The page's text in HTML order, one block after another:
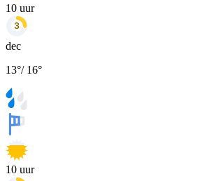
10 uur
dec
13°/ 16°
10 uur